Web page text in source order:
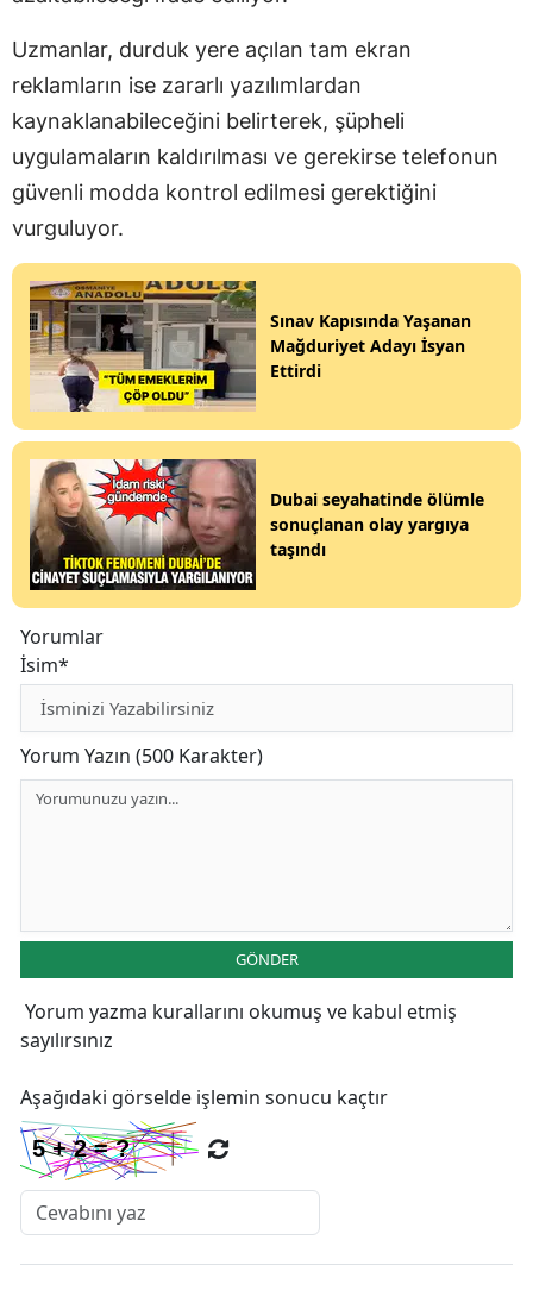
Uzmanlar, durduk yere açılan tam ekran
reklamların ise zararlı yazılımlardan
kaynaklanabileceğini belirterek, şüpheli
uygulamaların kaldırılması ve gerekirse telefonun
güvenli modda kontrol edilmesi gerektiğini
vurguluyor.
Sınav Kapısında Yaşanan
Mağduriyet Adayı İsyan
Ettirdi
Dubai seyahatinde ölümle
sonuçlanan olay yargıya
taşındı
Yorumlar
İsim*
Yorum Yazın (500 Karakter)
GÖNDER
Yorum yazma kurallarını okumuş ve kabul etmiş
sayılırsınız
Aşağıdaki görselde işlemin sonucu kaçtır